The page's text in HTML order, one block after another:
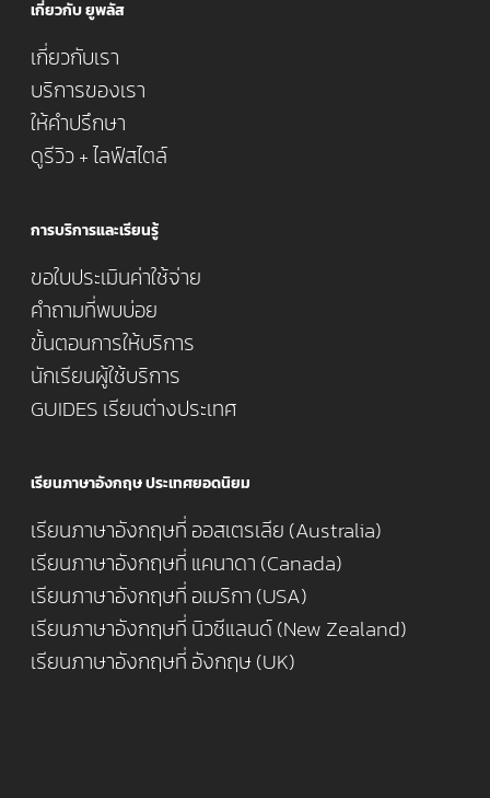
เกี่ยวกับ ยูพลัส
เกี่ยวกับเรา
บริการของเรา
ให้คำปรึกษา
ดูรีวิว + ไลฟ์สไตล์
การบริการและเรียนรู้
ขอใบประเมินค่าใช้จ่าย
คำถามที่พบบ่อย
ขั้นตอนการให้บริการ
นักเรียนผู้ใช้บริการ
GUIDES เรียนต่างประเทศ
เรียนภาษาอังกฤษ ประเทศยอดนิยม
เรียนภาษาอังกฤษที่ ออสเตรเลีย (Australia)
เรียนภาษาอังกฤษที่ แคนาดา (Canada)
เรียนภาษาอังกฤษที่ อเมริกา (USA)
เรียนภาษาอังกฤษที่ นิวซีแลนด์ (New Zealand)
เรียนภาษาอังกฤษที่ อังกฤษ (UK)